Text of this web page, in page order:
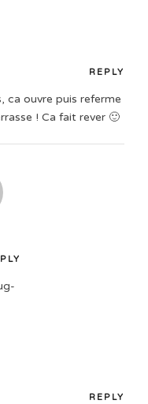
REPLY
ca ouvre puis referme
! Ca fait rever 🙂
REPLY